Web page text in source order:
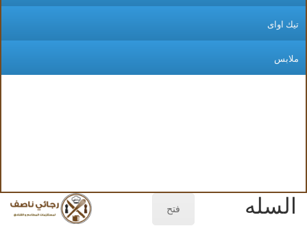
اواى
فتح السله